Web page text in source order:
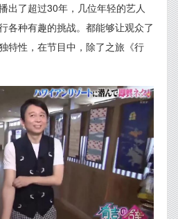
出了超过30年，几位年轻的艺人
各种有趣的挑战。都能够让观众了
特性，在节目中，除了之旅《行